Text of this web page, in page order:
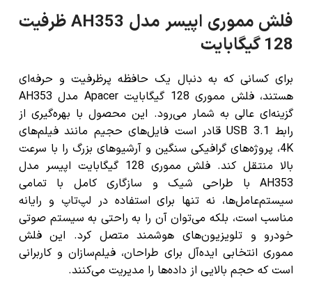
فلش مموری اپیسر مدل AH353 ظرفیت
128 گیگابایت
برای کسانی که به دنبال یک حافظه پرظرفیت و حرفه‌ای
هستند،فلش مموری 128 گیگابایت Apacer مدل AH353
گزینه‌ای عالی به شمار می‌رود. این محصول با بهره‌گیری از
رابط USB 3.1 قادر است فایل‌های حجیم مانند فیلم‌های
4K، پروژه‌های گرافیکی سنگین و آرشیوهای بزرگ را با سرعت
بالا منتقل کند.
فلش مموری 128 گیگابایت اپیسر مدل
AH353با طراحی شیک و سازگاری کامل با تمامی
سیستم‌عامل‌ها، نه تنها برای استفاده در لپ‌تاپ و رایانه
مناسب است، بلکه می‌توان آن را به راحتی به سیستم صوتی
خودرو و تلویزیون‌های هوشمند متصل کرد. این فلش
مموری انتخابی ایده‌آل برای طراحان، فیلم‌سازان و کاربرانی
است که حجم بالایی از داده‌ها را مدیریت می‌کنند.